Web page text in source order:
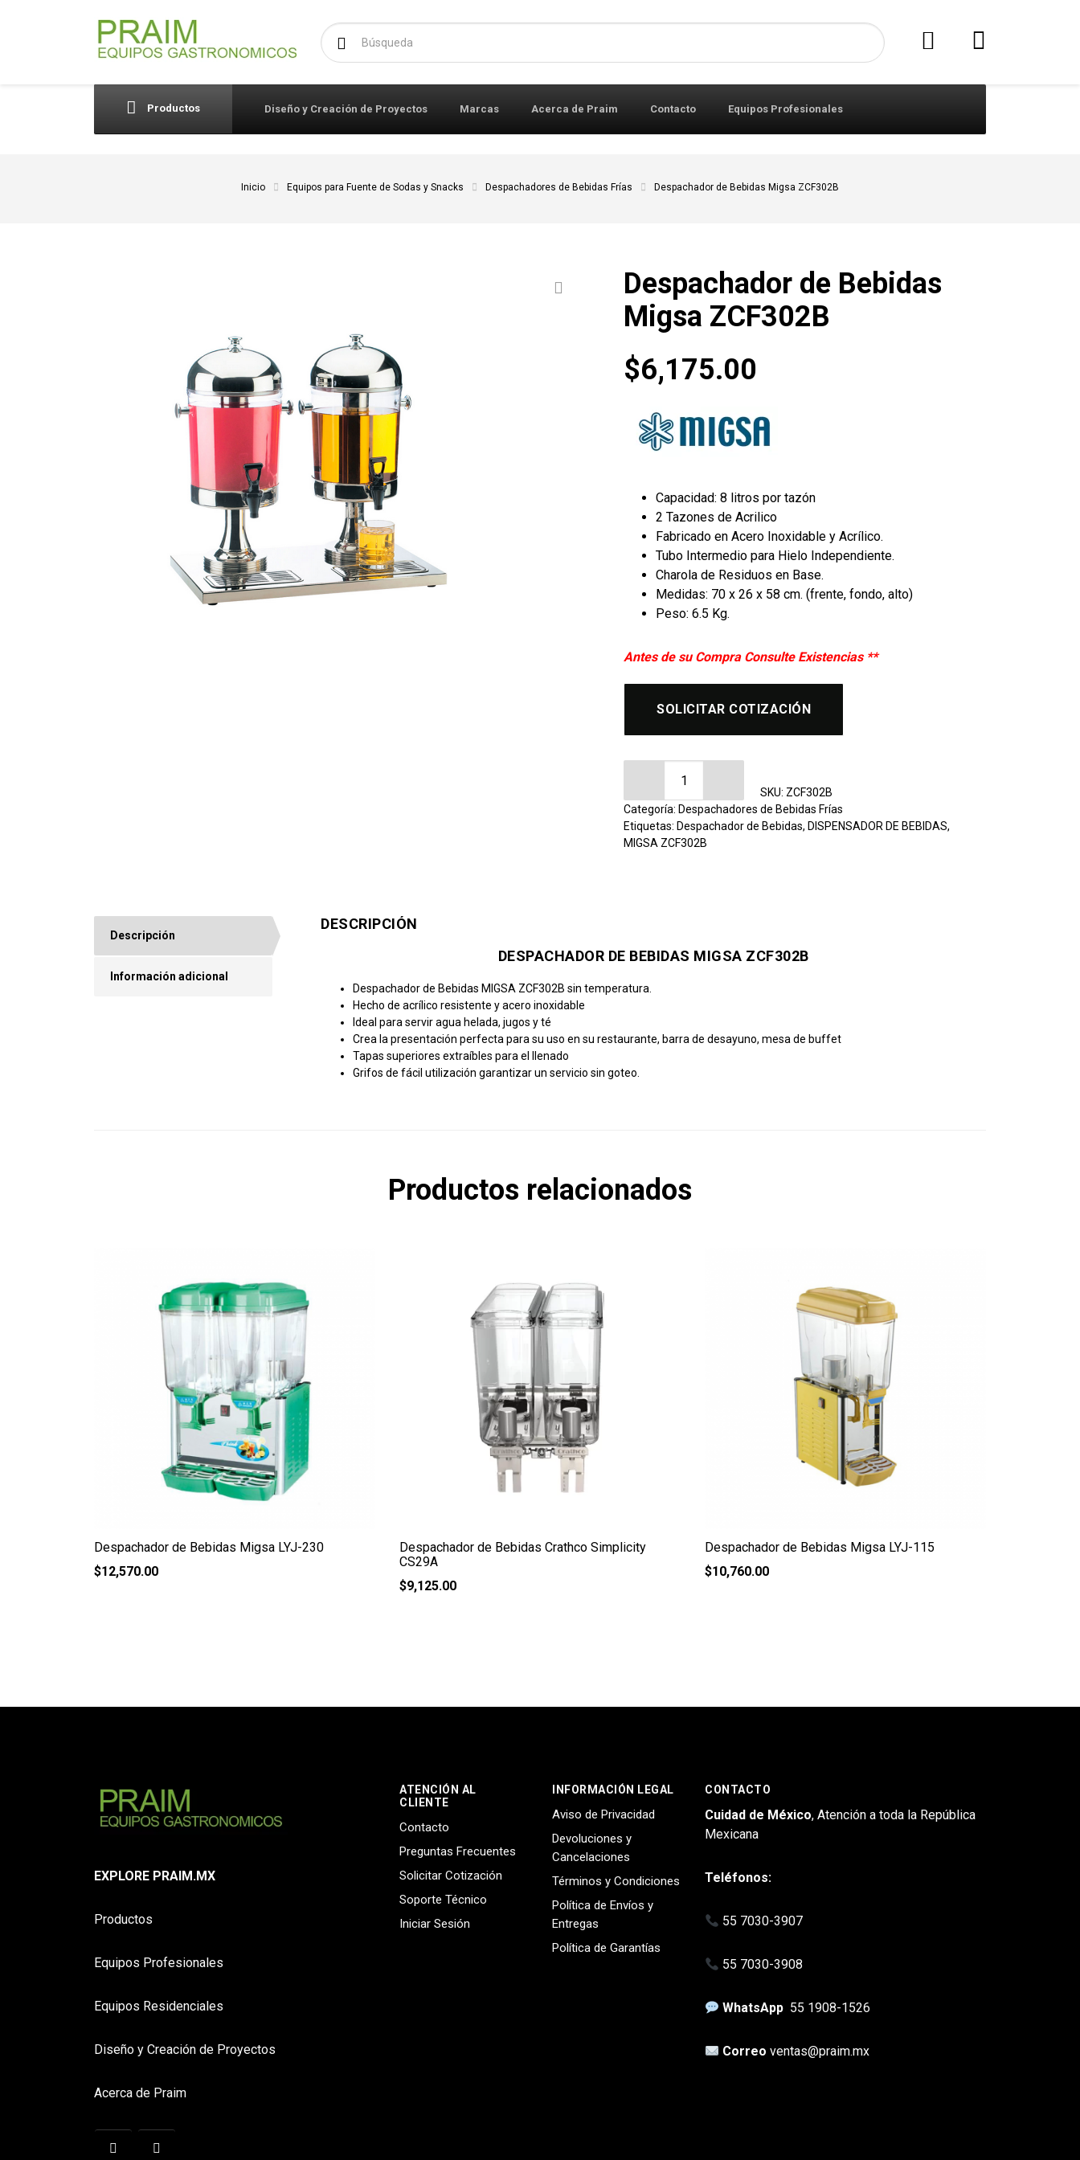
Buscar:
Productos Diseño y Creación de Proyectos Marcas Acerca de Praim Contacto Equipos Profesionales
Inicio Equipos para Fuente de Sodas y Snacks Despachadores de Bebidas Frías Despachador de Bebidas Migsa ZCF302B
Despachador de Bebidas
Migsa ZCF302B
$6,175.00
Capacidad: 8 litros por tazón
2 Tazones de Acrilico
Fabricado en Acero Inoxidable y Acrílico.
Tubo Intermedio para Hielo Independiente.
Charola de Residuos en Base.
Medidas: 70 x 26 x 58 cm. (frente, fondo, alto)
Peso: 6.5 Kg.
Antes de su Compra Consulte Existencias **
SOLICITAR COTIZACIÓN
Despachador de Bebidas Migsa ZCF302B cantidad
SKU: ZCF302B
Categoría: Despachadores de Bebidas Frías
Etiquetas: Despachador de Bebidas, DISPENSADOR DE BEBIDAS,
MIGSA ZCF302B
Descripción
Información adicional
DESCRIPCIÓN
DESPACHADOR DE BEBIDAS MIGSA ZCF302B
Despachador de Bebidas MIGSA ZCF302B sin temperatura.
Hecho de acrílico resistente y acero inoxidable
Ideal para servir agua helada, jugos y té
Crea la presentación perfecta para su uso en su restaurante, barra de desayuno, mesa de buffet
Tapas superiores extraíbles para el llenado
Grifos de fácil utilización garantizar un servicio sin goteo.
Productos relacionados
Despachador de Bebidas Migsa LYJ-230
$12,570.00
Despachador de Bebidas Crathco Simplicity
CS29A
$9,125.00
Despachador de Bebidas Migsa LYJ-115
$10,760.00
EXPLORE PRAIM.MX
Productos
Equipos Profesionales
Equipos Residenciales
Diseño y Creación de Proyectos
Acerca de Praim
ATENCIÓN AL
CLIENTE
Contacto
Preguntas Frecuentes
Solicitar Cotización
Soporte Técnico
Iniciar Sesión
INFORMACIÓN LEGAL
Aviso de Privacidad
Devoluciones y
Cancelaciones
Términos y Condiciones
Política de Envíos y
Entregas
Política de Garantías
CONTACTO
Cuidad de México, Atención a toda la República
Mexicana
Teléfonos:
55 7030-3907
55 7030-3908
WhatsApp 55 1908-1526
Correoventas@praim.mx